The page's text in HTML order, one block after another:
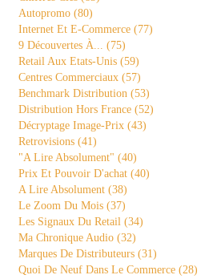
Autopromo (80)
Internet Et E-Commerce (77)
9 Découvertes À... (75)
Retail Aux Etats-Unis (59)
Centres Commerciaux (57)
Benchmark Distribution (53)
Distribution Hors France (52)
Décryptage Image-Prix (43)
Retrovisions (41)
"a Lire Absolument" (40)
Prix Et Pouvoir D'achat (40)
A Lire Absolument (38)
Le Zoom Du Mois (37)
Les Signaux Du Retail (34)
Ma Chronique Audio (32)
Marques De Distributeurs (31)
Quoi De Neuf Dans Le Commerce (28)